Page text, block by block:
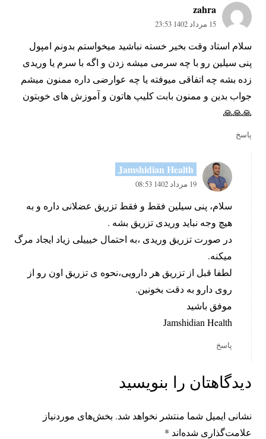
zahra
15 مرداد 1402 23:53
سلام استاد وقت بخیر خسته نباشید میخواستم بدونم امپول
پنی سیلین رو با چه سرمی میشه زدن و اگه با سرم یا وریدی
زده بشه چه اتفاقی میوفته یا چه عوارضی داره ممنون میشم
جواب بدین و ممنون بابت کلیپ هاتون و آموزش های خوبتون
🙏🙏🙏
پاسخ
Jamshidian Health
19 مرداد 1402 08:53
سلام، پنی سیلین فقط و فقط تزریق عضلانی داره و به
هیچ وجه نباید وریدی تزریق بشه .
در صورت تزریق وریدی ،به احتمال خیییلی زیاد ایجاد مرگ
میکنه.
لطفا قبل از تزریق هر دارویی،نحوه ی تزریق اون رو از
روی دارو به دقت بخونین.
موفق باشید
Jamshidian Health
پاسخ
دیدگاهتان را بنویسید
نشانی ایمیل شما منتشر نخواهد شد. بخش‌های موردنیاز
علامت‌گذاری شده‌اند *